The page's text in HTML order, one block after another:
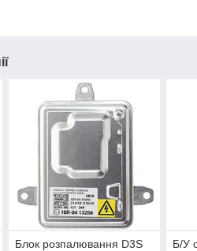
Блок розпалювання D3S
Б/У